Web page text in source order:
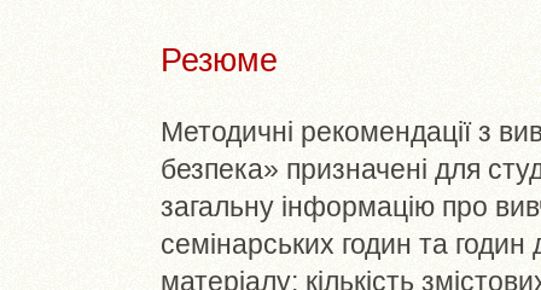
Резюме
Методичні рекомендації з
безпека» призначені для
загальну інформацію про
семінарських годин та
матеріалу; кількість